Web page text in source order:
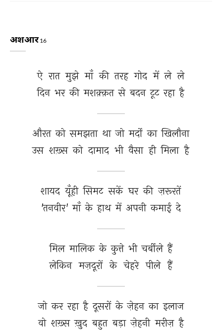
अशआर16
ऐ रात मुझे माँ की तरह गोद में ले ले
दिन भर की मशक़्क़त से बदन टूट रहा है
औरत को समझता था जो मर्दों का खिलौना
उस शख़्स को दामाद भी वैसा ही मिला है
शायद यूँही सिमट सकें घर की ज़रूरतें
'तनवीर' माँ के हाथ में अपनी कमाई दे
मिल मालिक के कुत्ते भी चर्बीले हैं
लेकिन मज़दूरों के चेहरे पीले हैं
जो कर रहा है दूसरों के ज़ेहन का इलाज
वो शख़्स ख़ुद बहुत बड़ा ज़ेहनी मरीज़ है